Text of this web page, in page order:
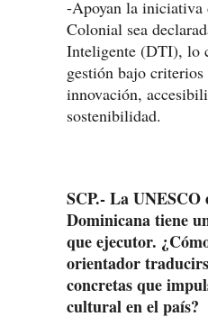
-Apoyan la iniciativa
Colonial sea
Inteligente (DTI), lo
gestión bajo criterios
innovación,
sostenibilidad.
SCP.- La UNESCO
Dominicana tiene
que ejecutor.
orientador
concretas que
cultural en el país?